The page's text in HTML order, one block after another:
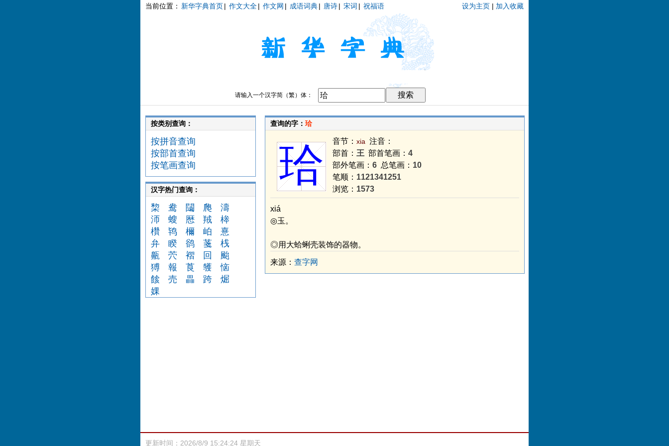
当前位置： 新华字典首页| 作文大全| 作文网 | 成语词典| 唐诗| 宋词 | 祝福语 设为主页 | 加入收藏
请输入一个汉字简（繁）体：
按类别查询：
按拼音查询
按部首查询
按笔画查询
汉字热门查询：
棃 鸯 闧 爮
濤
沞
螋 厯 羢
桳
欑
鸨 檷 岶
憙
弁
睽 鹆 菚
桟
齀
茓 褶 回
颱
猼
報 莨 鹱
恼
餩
売 畾 跨
煀
婐
查询的字： 珨
珨 音节： xia 注音：
部首： 王 部首笔画： 4
部外笔画： 6 总笔画： 10
笔顺： 1121341251
浏览： 1573
xiá
◎玉。
◎用大蛤蜊壳装饰的器物。
来源： 查字网
更新时间：2026/8/9 15:24:24 星期天